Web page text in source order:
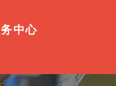
中心